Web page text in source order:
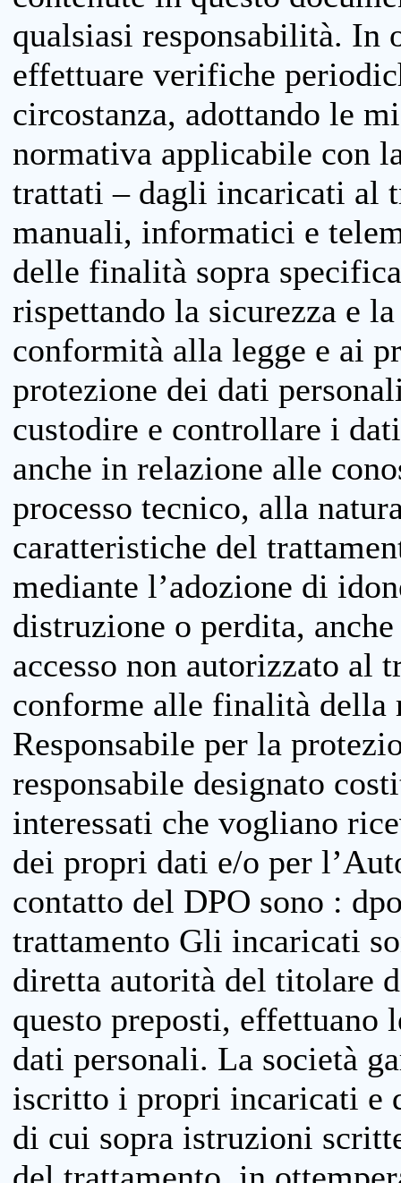
qualsiasi responsabilità. In
effettuare verifiche
circostanza, adottando le
normativa applicabile con
trattati – dagli incaricati al
manuali, informatici e
delle finalità sopra
rispettando la sicurezza e
conformità alla legge e ai
protezione dei dati
custodire e controllare i
anche in relazione alle
processo tecnico, alla
caratteristiche del
mediante l’adozione di
distruzione o perdita,
accesso non autorizzato al
conforme alle finalità della
Responsabile per la
responsabile designato
interessati che vogliano
dei propri dati e/o per
contatto del DPO sono :
trattamento Gli incaricati
diretta autorità del titolare
questo preposti, effettuano
dati personali. La società
iscritto i propri incaricati e
di cui sopra istruzioni